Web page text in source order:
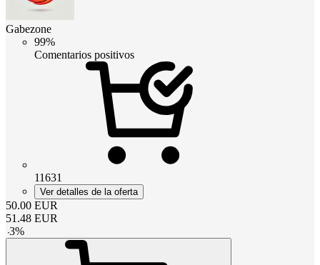
Gabezone
99%
Comentarios positivos
11631
Ver detalles de la oferta
50.00 EUR
51.48 EUR
-3%